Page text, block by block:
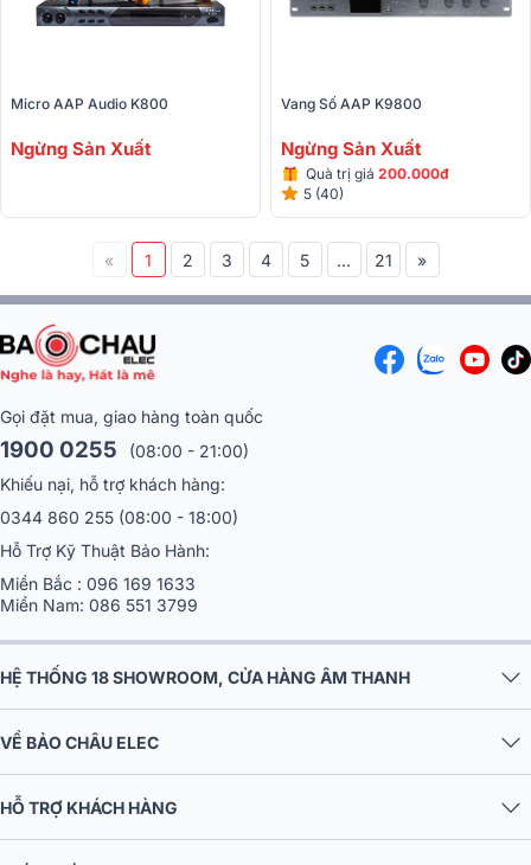
Micro AAP Audio K800
Ngừng Sản Xuất
Vang Số AAP K9800
Ngừng Sản Xuất
Quà trị giá 200.000đ
5 (40)
« 1 2 3 4 5 ... 21 »
Gọi đặt mua, giao hàng toàn quốc
1900 0255
(08:00 - 21:00)
Khiếu nại, hỗ trợ khách hàng:
0344 860 255 (08:00 - 18:00)
Hỗ Trợ Kỹ Thuật Bảo Hành:
Miền Bắc : 096 169 1633
Miền Nam: 086 551 3799
HỆ THỐNG 18 SHOWROOM, CỬA HÀNG ÂM THANH
VỀ BẢO CHÂU ELEC
HỖ TRỢ KHÁCH HÀNG